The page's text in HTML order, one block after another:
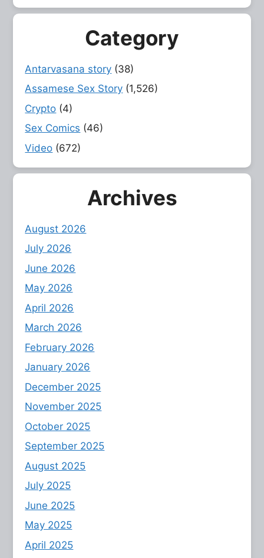
Category
Antarvasana story (38)
Assamese Sex Story (1,526)
Crypto (4)
Sex Comics (46)
Video (672)
Archives
August 2026
July 2026
June 2026
May 2026
April 2026
March 2026
February 2026
January 2026
December 2025
November 2025
October 2025
September 2025
August 2025
July 2025
June 2025
May 2025
April 2025